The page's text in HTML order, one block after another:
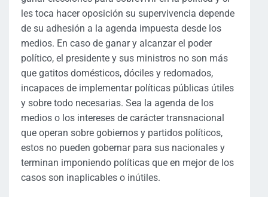
les toca hacer oposición su supervivencia depende
de su adhesión a la agenda impuesta desde los
medios. En caso de ganar y alcanzar el poder
político, el presidente y sus ministros no son más
que gatitos domésticos, dóciles y redomados,
incapaces de implementar políticas públicas útiles
y sobre todo necesarias. Sea la agenda de los
medios o los intereses de carácter transnacional
que operan sobre gobiernos y partidos políticos,
estos no pueden gobernar para sus nacionales y
terminan imponiendo políticas que en mejor de los
casos son inaplicables o inútiles.